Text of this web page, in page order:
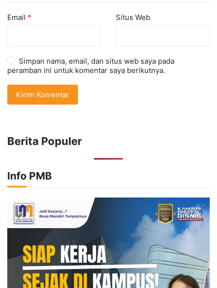
Email * Situs Web
Simpan nama, email, dan situs web saya pada
peramban ini untuk komentar saya berikutnya.
Berita Populer
Info PMB